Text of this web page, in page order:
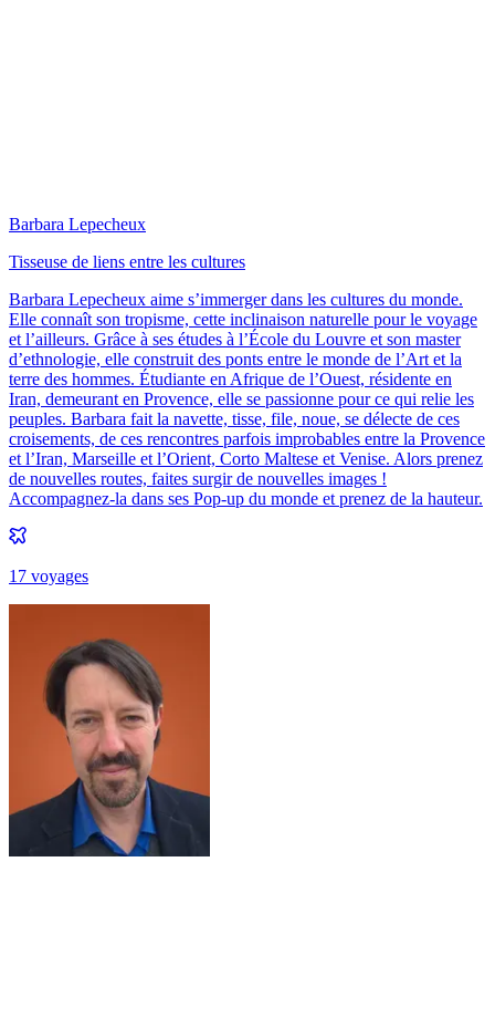
Barbara Lepecheux
Tisseuse de liens entre les cultures
Barbara Lepecheux aime s’immerger dans les cultures du monde.
Elle connaît son tropisme, cette inclinaison naturelle pour le voyage
et l’ailleurs. Grâce à ses études à l’École du Louvre et son master
d’ethnologie, elle construit des ponts entre le monde de l’Art et la
terre des hommes. Étudiante en Afrique de l’Ouest, résidente en
Iran, demeurant en Provence, elle se passionne pour ce qui relie les
peuples. Barbara fait la navette, tisse, file, noue, se délecte de ces
croisements, de ces rencontres parfois improbables entre la Provence
et l’Iran, Marseille et l’Orient, Corto Maltese et Venise. Alors prenez
de nouvelles routes, faites surgir de nouvelles images !
Accompagnez-la dans ses Pop-up du monde et prenez de la hauteur.
17 voyages